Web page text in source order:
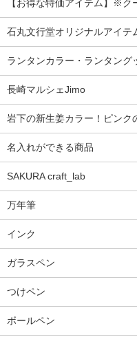
【お得な特価アイテム】※ク
石丸文行堂オリジナルアイテ
ランタンカラー・ランタング
長崎マルシェJimo
岩下の新生姜カラー！ピンク
名入れができる商品
SAKURA craft_lab
万年筆
インク
ガラスペン
つけペン
ボールペン